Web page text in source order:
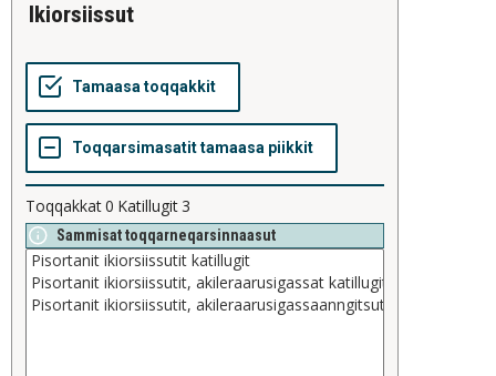
ikiorsiissut
Toqqakkat0 Katillugit3
Sammisat toqqarneqarsinnaasut